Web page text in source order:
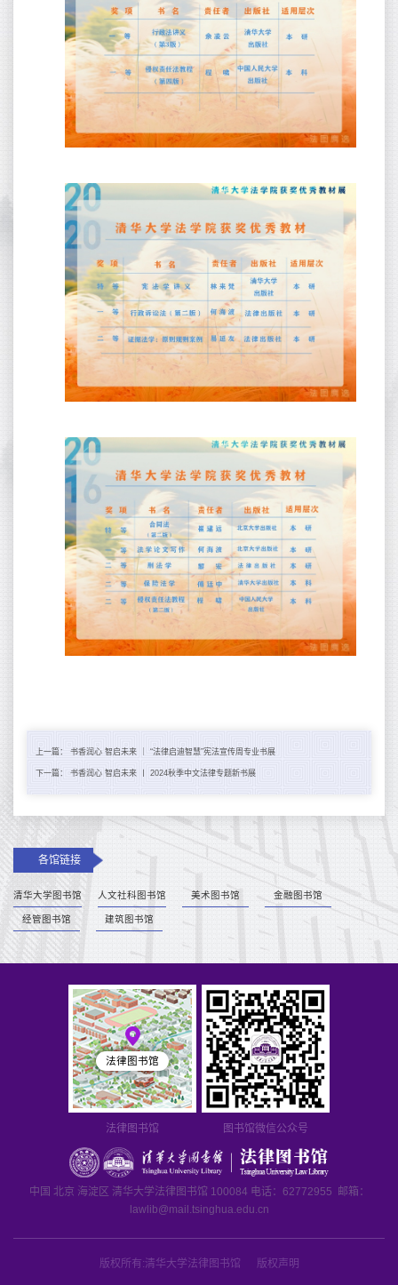
上一篇： 书香润心 智启未来 ｜ “法律启迪智慧”宪法宣传周专业书展
下一篇： 书香润心 智启未来 丨 2024秋季中文法律专题新书展
各馆链接
清华大学图书馆 人文社科图书馆 美术图书馆 金融图书馆
经管图书馆 建筑图书馆
中国 北京 海淀区 清华大学法律图书馆 100084 电话：62772955 邮箱：
lawlib@mail.tsinghua.edu.cn
版权所有:清华大学法律图书馆 版权声明
法律图书馆
法律图书馆 图书馆微信公众号